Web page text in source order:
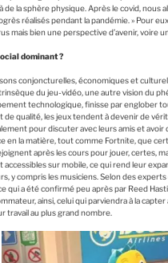
de la sphère physique. Après le covid,
réalisés pendant la pandémie. » Pour
mais bien une perspective d’avenir, voire
dominant ?
conjoncturelles, économiques et
du jeu-vidéo, une autre vision du
technologique, finisse par englober
qualité, les jeux tendent à devenir de
pour discuter avec leurs amis et avoir
la matière, tout comme Fortnite, que
après les cours pour jouer, certes,
sur mobile, ce qui rend leur
y compris les musiciens. Selon des
qui a été confirmé peu après par Reed
ainsi, celui qui parviendra à la
travail au plus grand nombre.